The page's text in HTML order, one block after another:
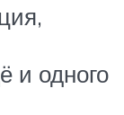
и одного